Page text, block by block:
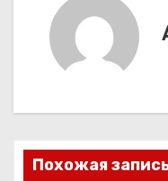
ц
и
Похожая